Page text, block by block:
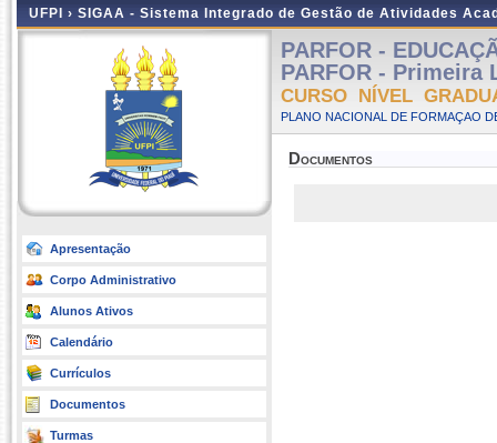
UFPI › SIGAA - Sistema Integrado de Gestão de Atividades
Apresentação
Corpo Administrativo
Alunos Ativos
Calendário
Currículos
Documentos
Turmas
PARFOR -
PARFOR - Primeira
CURSO NÍVEL
PLANO NACIONAL DE FORMAÇAO
Documentos